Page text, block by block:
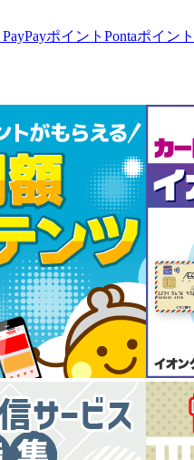
PayPayポイント Pontaポイント